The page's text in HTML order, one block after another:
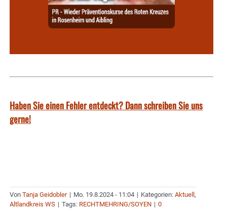
Haben Sie einen Fehler entdeckt? Dann schreiben Sie uns
gerne!
Von Tanja Geidobler | Mo. 19.8.2024 - 11:04 | Kategorien: Aktuell,
Altlandkreis WS | Tags: RECHTMEHRING/SOYEN | 0